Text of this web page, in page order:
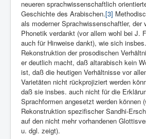
neueren sprachwissenschaftlich
Geschichte des Arabischen.[3]
als moderner Sprachwissenschaftler, der
Phonetik verdankt (vor allem wohl bei J.
auch für Hinweise dankt), wie sich
Rekonstruktion der prosodischen
er deutlich macht, daß altarabisch kein
ist, daß die heutigen Verhältnisse vor
Varietäten nicht rückprojiziert werden
daß sie insbes. auch nicht für die
Sprachformen angesetzt werden können
Rekonstruktion spezifischer Sandhi-
auf den nicht mehr vorhandenen
u. dgl. zeigt).